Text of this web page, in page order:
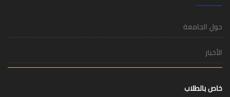
حول الجامعة
الأخبار
خاص بالطلاب